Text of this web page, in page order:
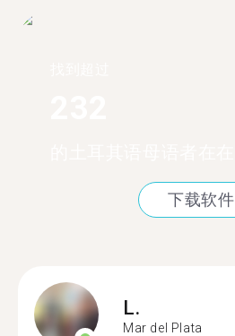
下载软件
L.
Mar del Plata